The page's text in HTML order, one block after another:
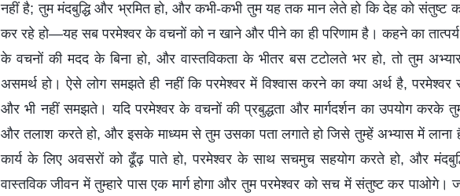
नहीं है; तुम मंदबुद्धि और भ्रमित हो, और कभी-कभी तुम यह तक मान लेते हो कि देह को संतुष्ट
कर रहे हो—यह सब परमेश्वर के वचनों को न खाने और पीने का ही परिणाम है। कहने का
के वचनों की मदद के बिना हो, और वास्तविकता के भीतर बस टटोलते भर हो, तो तुम
असमर्थ हो। ऐसे लोग समझते ही नहीं कि परमेश्वर में विश्वास करने का क्या अर्थ है,
और भी नहीं समझते। यदि परमेश्वर के वचनों की प्रबुद्धता और मार्गदर्शन का उपयोग करके तुम
और तलाश करते हो, और इसके माध्यम से तुम उसका पता लगाते हो जिसे तुम्हें अभ्यास में लाना
कार्य के लिए अवसरों को ढूँढ़ पाते हो, परमेश्वर के साथ सचमुच सहयोग करते हो, और
वास्तविक जीवन में तुम्हारे पास एक मार्ग होगा और तुम परमेश्वर को सच में संतुष्ट कर पाओगे।